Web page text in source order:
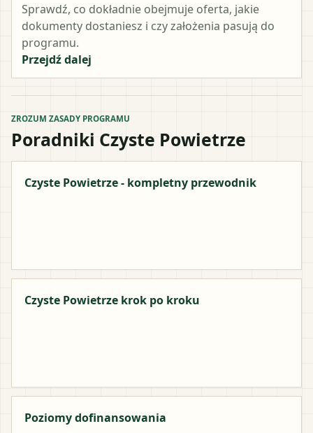
Sprawdź, co dokładnie obejmuje oferta, jakie
dokumenty dostaniesz i czy założenia pasują do
programu.
Przejdź dalej
ZROZUM ZASADY PROGRAMU
Poradniki Czyste Powietrze
Czyste Powietrze - kompletny przewodnik
Czyste Powietrze krok po kroku
Poziomy dofinansowania